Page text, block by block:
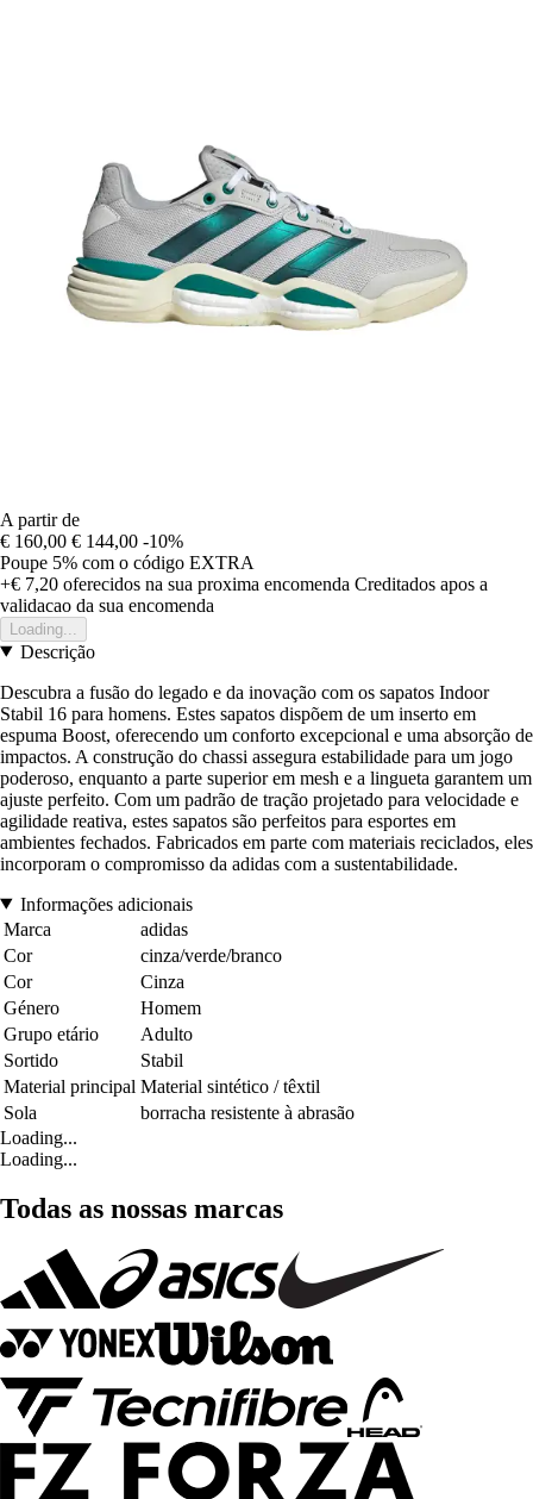
A partir de
€ 160,00 € 144,00 -10%
Poupe 5% com o código EXTRA
+€ 7,20 oferecidos na sua proxima encomenda Creditados apos a
validacao da sua encomenda
Loading...
Descrição
Descubra a fusão do legado e da inovação com os sapatos Indoor
Stabil 16 para homens. Estes sapatos dispõem de um inserto em
espuma Boost, oferecendo um conforto excepcional e uma absorção de
impactos. A construção do chassi assegura estabilidade para um jogo
poderoso, enquanto a parte superior em mesh e a lingueta garantem um
ajuste perfeito. Com um padrão de tração projetado para velocidade e
agilidade reativa, estes sapatos são perfeitos para esportes em
ambientes fechados. Fabricados em parte com materiais reciclados, eles
incorporam o compromisso da adidas com a sustentabilidade.
Informações adicionais
Marca
adidas
Cor
cinza/verde/branco
Cor
Cinza
Género
Homem
Grupo etário
Adulto
Sortido
Stabil
Material principal Material sintético / têxtil
Sola
borracha resistente à abrasão
Loading...
Loading...
Todas as nossas marcas